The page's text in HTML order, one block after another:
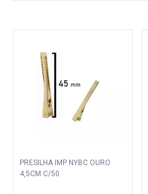
PRESILHA IMP NYBC OURO
4,5CM C/50